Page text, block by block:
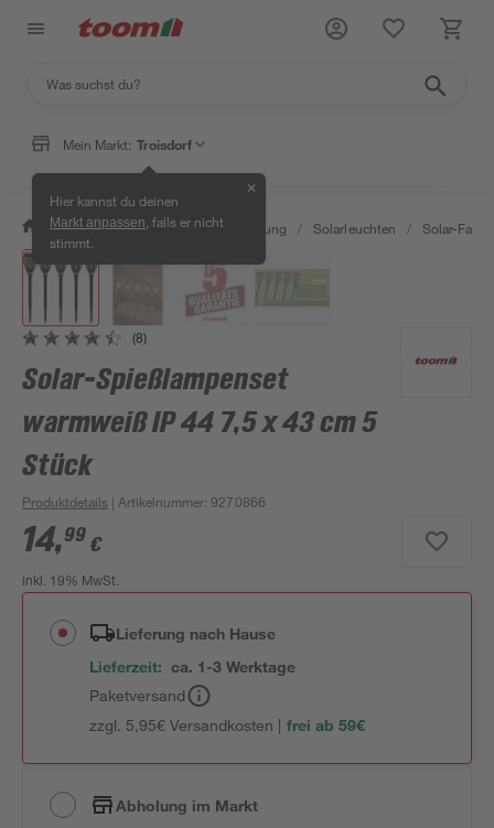
Mein Markt: Troisdorf
Hier kannst du deinen
Markt anpassen , falls er nicht
stimmt.
✕
/ Wohnen & Haushalt / Beleuchtung / Solarleuchten / Solar-
(8)
Solar-Spießlampenset
warmweiß IP 44 7,5 x 43 cm 5
Stück
Produktdetails | Artikelnummer:9270866
14,99 €
inkl. 19% MwSt.
Lieferung nach Hause
Lieferzeit: ca. 1-3 Werktage
Paketversand
zzgl. 5,95€ Versandkosten | frei ab 59€
Abholung im Markt